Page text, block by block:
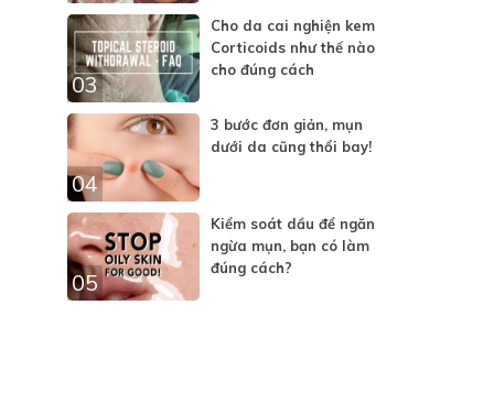
03
Cho da cai nghiện kem
Corticoids như thế nào
cho đúng cách
04
3 bước đơn giản, mụn
dưới da cũng thổi bay!
05
Kiểm soát dầu để ngăn
ngừa mụn, bạn có làm
đúng cách?